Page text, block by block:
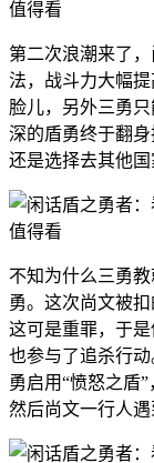
第二次浪潮来了
法，战斗力大幅
脸儿，另外三勇
深的盾勇终于翻
还是选择去其他国
不知为什么三勇
勇。这次尚文被
这可是重罪，于
也参与了追杀行
勇启用“愤怒之盾
然后尚文一行人